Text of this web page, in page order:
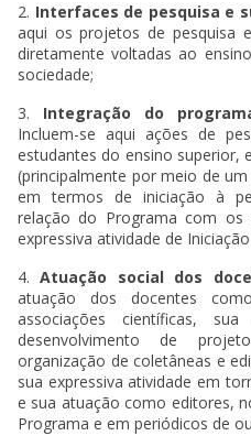
2. Interfaces de pesquisa e
aqui os projetos de pesquisa
diretamente voltadas ao
sociedade;
3. Integração do
Incluem-se aqui ações de
estudantes do ensino superior,
(principalmente por meio de
em termos de iniciação à
relação do Programa com
expressiva atividade de
4.Atuação social dos
atuação dos docentes
associações científicas,
desenvolvimento de
organização de coletâneas e
sua expressiva atividade em
e sua atuação como editores,
Programa e em periódicos de